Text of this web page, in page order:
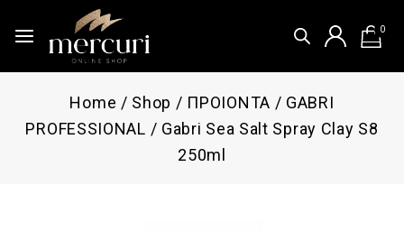
0
Home / Shop / ΠΡΟΙΟΝΤΑ / GABRI
PROFESSIONAL / Gabri Sea Salt Spray Clay S8
250ml